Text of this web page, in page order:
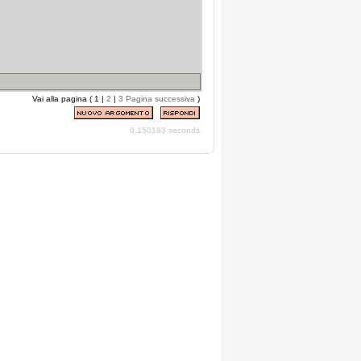
Vai alla pagina ( 1 | 2 | 3 Pagina successiva )
0.150193 seconds.